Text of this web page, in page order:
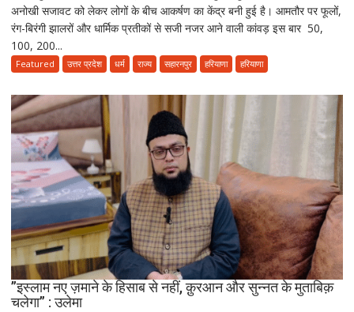
में
नोटों
सजी
बनी
आकर्षण
केंद्र,
2.70
लाख
के
नोटों
से
सजाई
गई
अनोखी
अनोखी सजावट को लेकर लोगों के बीच आकर्षण का केंद्र बनी हुई है। आमतौर पर फूलों,
रंग-बिरंगी झालरों और धार्मिक प्रतीकों से सजी नजर आने वाली कांवड़ इस बार 50,
100, 200...
Featured उत्तर प्रदेश धर्म राज्य सहारनपुर हरियाणा हरियाणा
”इस्लाम नए ज़माने के हिसाब से नहीं, क़ुरआन और सुन्नत के मुताबिक़
चलेगा” : उलेमा